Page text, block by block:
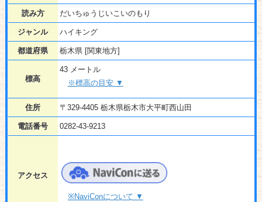
読み方 だいちゅうじいこいのもり
ジャンル ハイキング
都道府県 栃木県 [関東地方]
標高
43 メートル
※標高の目安 ▼
住所 〒329-4405 栃木県栃木市大平町西山田
電話番号 0282-43-9213
アクセス
※NaviConについて ▼